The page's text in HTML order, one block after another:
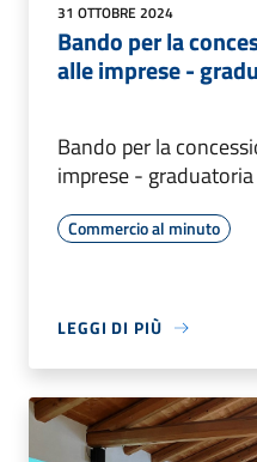
31 OTTOBRE 2024
Bando per la
alle imprese -
Bando per la
imprese -
Commercio al minuto
LEGGI DI PIÙ